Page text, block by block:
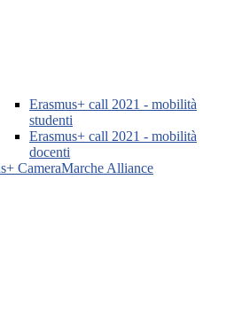
Erasmus+ call 2021 - mobilità
studenti
Erasmus+ call 2021 - mobilità
docenti
CameraMarche Alliance